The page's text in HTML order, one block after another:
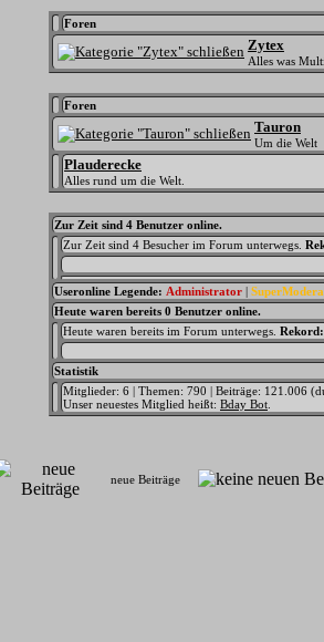
Foren
Zytex
Alles was
Foren
Tauron
Um die Welt
Plauderecke
Alles rund um die Welt.
Zur Zeit sind 4 Benutzer online.
Zur Zeit sind 4 Besucher im Forum unterwegs.
Useronline Legende: Administrator |
Heute waren bereits 0 Benutzer online.
Heute waren bereits im Forum unterwegs. Rekord:
Statistik
Mitglieder: 6 | Themen: 790 | Beiträge: 121.006
Unser neuestes Mitglied heißt: Bday Bot
neue Beiträge